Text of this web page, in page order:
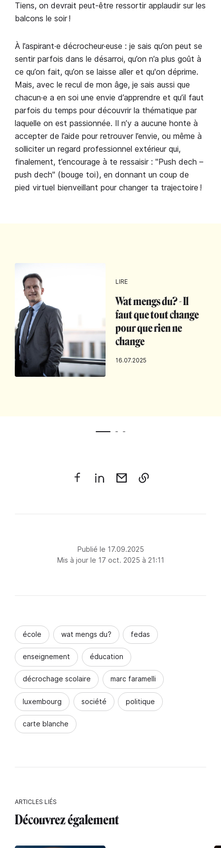
Tiens, on devrait peut-être ressortir applaudir sur les
balcons le soir !
À l’aspirant·e décrocheur·euse : je sais qu’on peut se
sentir parfois dans le désarroi, qu’on n’a plus goût à
ce qu’on fait, qu’on se laisse aller et qu'on déprime.
Mais, avec le recul de mon âge, je sais aussi que
chacun·e a en soi une envie d’apprendre et qu’il faut
parfois du temps pour découvrir la thématique par
laquelle on est passionnée. Il n’y a aucune honte à
accepter de l’aide pour retrouver l’envie, ou même à
solliciter un regard professionnel extérieur qui,
finalement, t’encourage à te ressaisir : "Push dech –
push dech" (bouge toi), en donnant un coup de
pied virtuel bienveillant pour changer ta trajectoire !
LIRE
Wat mengs du? - Il
faut que tout change
pour que rien ne
change
16.07.2025
Publié le 17.09.2025
Mis à jour le 17 oct. 2025 à 21:11
école wat mengs du? fedas
enseignement éducation
décrochage scolaire marc faramelli
luxembourg société politique
carte blanche
ARTICLES LIÉS
Découvrez également